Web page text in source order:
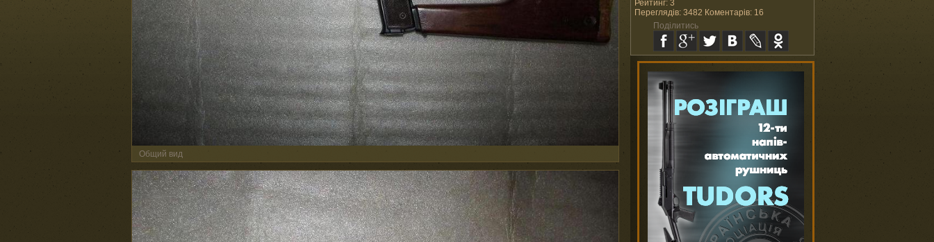
Общий вид
Рейтинг: 3
Переглядів: 3482 Коментарів: 16
Поділитись